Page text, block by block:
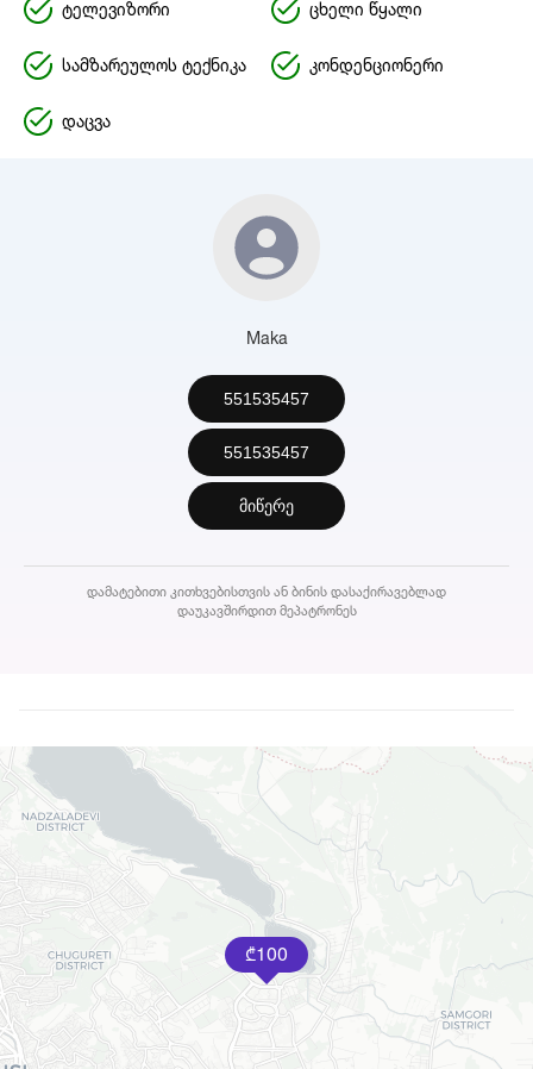
ტელევიზორი ცხელი წყალი
სამზარეულოს ტექნიკა კონდენციონერი
დაცვა
Maka
551535457
551535457
მიწერე
დამატებითი კითხვებისთვის ან ბინის დასაქირავებლად
დაუკავშირდით მეპატრონეს
₾100